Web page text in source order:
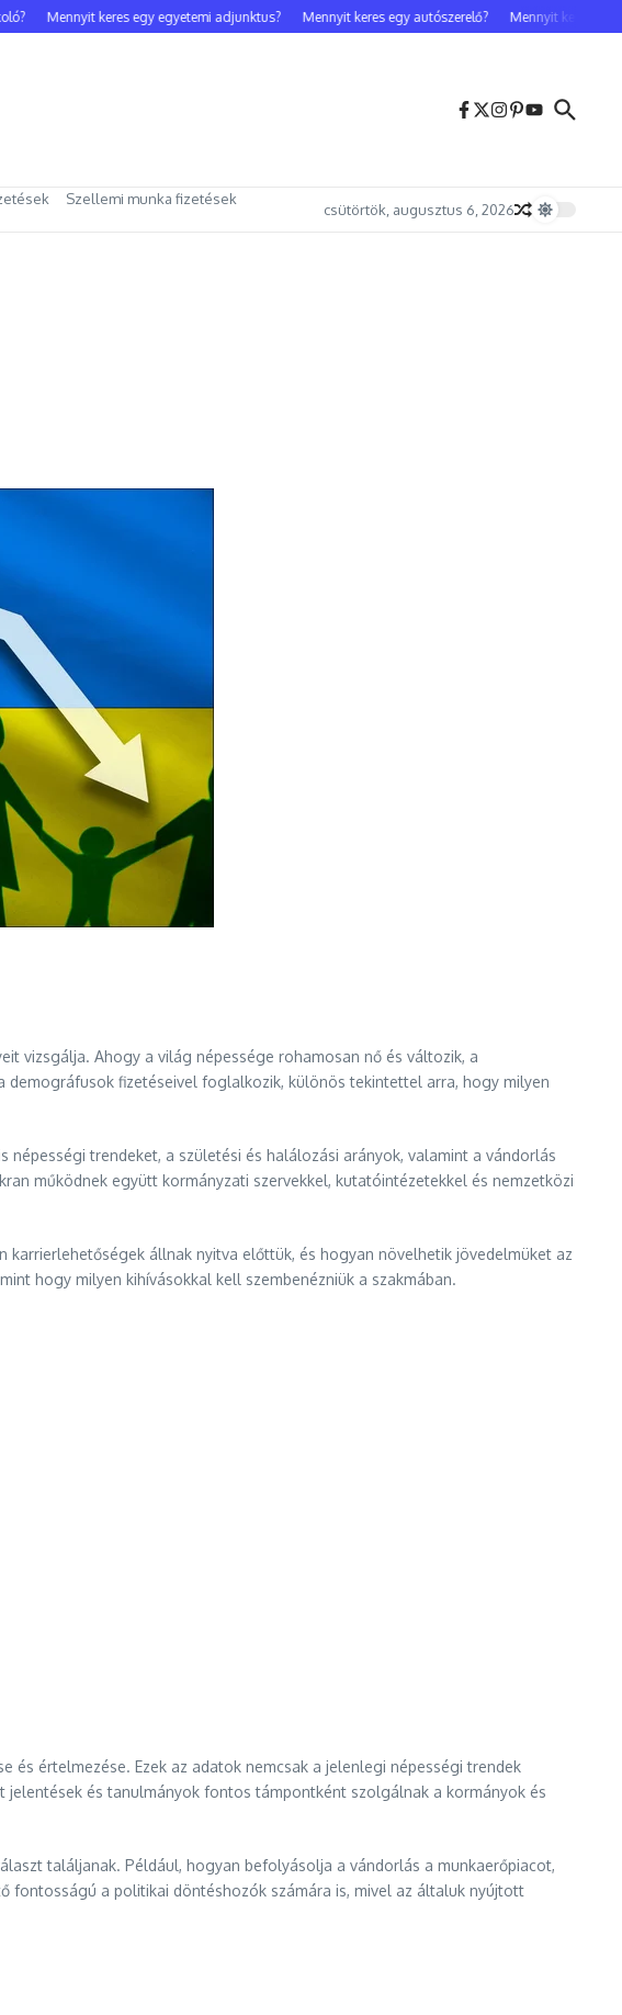
Mennyit keres egy egyetemi adjunktus? Mennyit keres egy autószerelő? Mennyit keres egy
Szellemi munka fizetések
csütörtök, augusztus 6, 2026
vizsgálja. Ahogy a világ népessége rohamosan nő és változik, a
demográfusok fizetéseivel foglalkozik, különös tekintettel arra, hogy milyen
trendeket, a születési és halálozási arányok, valamint a vándorlás
működnek együtt kormányzati szervekkel, kutatóintézetekkel és nemzetközi
állnak nyitva előttük, és hogyan növelhetik jövedelmüket az
hogy milyen kihívásokkal kell szembenézniük a szakmában.
értelmezése. Ezek az adatok nemcsak a jelenlegi népességi trendek
és tanulmányok fontos támpontként szolgálnak a kormányok és
találjanak. Például, hogyan befolyásolja a vándorlás a munkaerőpiacot,
fontosságú a politikai döntéshozók számára is, mivel az általuk nyújtott